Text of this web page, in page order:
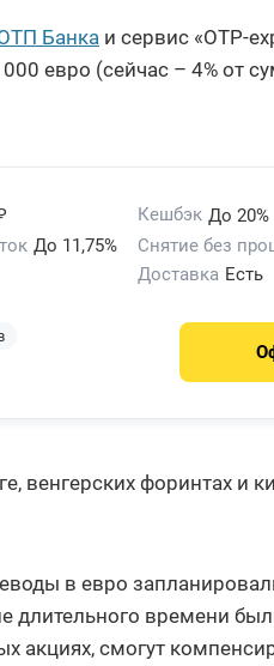
Банка и сервис «OTP-
евро (сейчас – 4% от
Кешбэк До 20%
До 11,75% Снятие без
Доставка Есть
венгерских форинтах и
в евро
длительного времени
акциях, смогут